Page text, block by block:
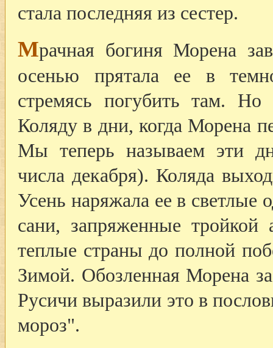
стала последняя из сестер.
Мрачная богиня Морена
осенью прятала ее в
стремясь погубить там. Но
Коляду в дни, когда Морена
Мы теперь называем эти
числа декабря). Коляда
Усень наряжала ее в светлые
сани, запряженные
теплые страны до полной
Зимой. Обозленная Морена
Русичи выразили это в
мороз".